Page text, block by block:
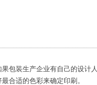
包装生产企业有自己的设计
合适的色彩来确定印刷。